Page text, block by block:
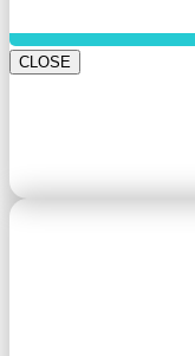
CLOSE